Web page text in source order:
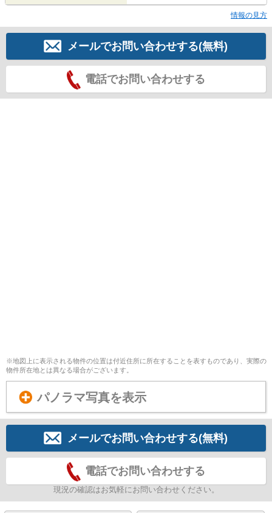
情報の見方
メールでお問い合わせする(無料)
電話でお問い合わせする
※地図上に表示される物件の位置は付近住所に所在することを表すものであり、実際の
物件所在地とは異なる場合がございます。
パノラマ写真を表示
メールでお問い合わせする(無料)
電話でお問い合わせする
現況の確認はお気軽にお問い合わせください。